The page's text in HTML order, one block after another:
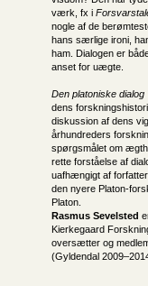
værk, fx i
nogle af de
hans særlige ironi,
ham. Dialogen er
anset for uægte.
Den platoniske dialog
dens
diskussion af dens
århundreders
spørgsmålet om
rette forståelse af
uafhængigt af
den nyere Platon-
Platon.
Rasmus Sevelsted
Kierkegaard
oversætter og
(Gyldendal